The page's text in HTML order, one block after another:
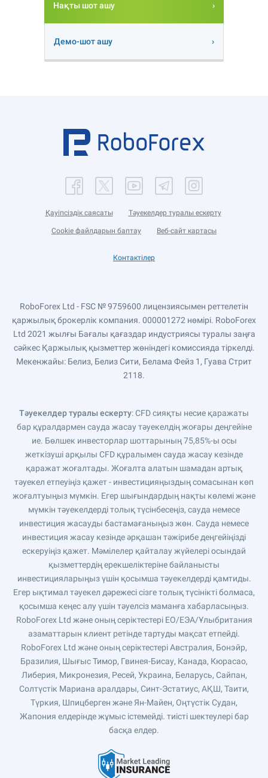
Нақты шот ашу
Демо-шот ашу
Қауіпсіздік саясаты Тәуекелдер туралы ескерту
Cookie файлдарын баптау Веб-сайт картасы
Контактілер
RoboForex Ltd - FSC № 9759600 лицензиясымен реттелетін
қаржылық брокерлік компания. 000001272 нөмірі. RoboForex
Ltd 2021 жылғы Бағалы қағаздар индустриясы туралы заңға
сәйкес Қаржылық қызметтер жөніндегі комиссияда тіркелді.
Мекенжайы: Белиз, Белиз Сити, Белама Фейз 1, Гуава Стрит
2118.
Тәуекелдер туралы ескерту: CFD сияқты несие қаражаты
бар құралдармен сауда жасау тәуекелдің жоғары деңгейіне
ие. Бөлшек инвесторлар шоттарының 75,85%-ы осы
жеткізуші арқылы CFD құралымен сауда жасау кезінде
қаражат жоғалтады. Жоғалта алатын шамадан артық
тәуекел етпеуіңіз қажет - инвестицияңыздың сомасынан көп
жоғалтуыңыз мүмкін. Егер шығындардың нақты көлемі және
мүмкін тәуекелдерді толық түсінбесеңіз, сауда немесе
инвестиция жасауды бастамағаныңыз жөн. Сауда немесе
инвестиция жасау кезінде әрқашан тәжірибе деңгейіңізді
ескеруіңіз қажет. Мәмілелер қайталау жүйелері осындай
қызметтердің ерекшеліктеріне байланысты
инвестицияларыңыз үшін қосымша тәуекелдерді қамтиды.
Егер ықтимал тәуекел дәрежесі сізге толық түсінікті болмаса,
қосымша кеңес алу үшін тәуелсіз маманға хабарласыңыз.
RoboForex Ltd және оның серіктестері ЕО/ЕЭА/Ұлыбритания
азаматтарын клиент ретінде тартуды мақсат етпейді.
RoboForex Ltd және оның серіктестері Австралия, Бонэйр,
Бразилия, Шығыс Тимор, Гвинея-Бисау, Канада, Кюрасао,
Либерия, Микронезия, Ресей, Украина, Беларусь, Сайпан,
Солтүстік Мариана аралдары, Синт-Эстатиус, АҚШ, Таити,
Түркия, Шпицберген және Ян-Майен, Оңтүстік Судан,
Жапония елдерінде жұмыс істемейді. тиісті шектеулері бар
басқа елдер.